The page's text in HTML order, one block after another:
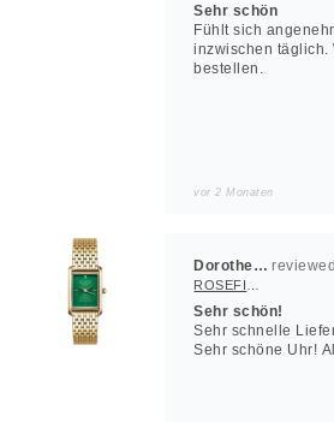
Sehr schön
Fühlt sich
inzwischen täglich.
bestellen.
vor 2 Monaten
Dorothea Hilbert
Sehr schön!
Sehr schnelle
Sehr schöne Uhr!